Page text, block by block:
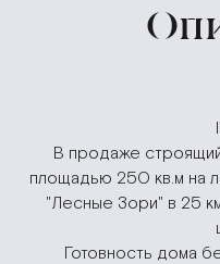
В продаже
площадью 250 кв.м на
"Лесные Зори" в 25
Готовность дома